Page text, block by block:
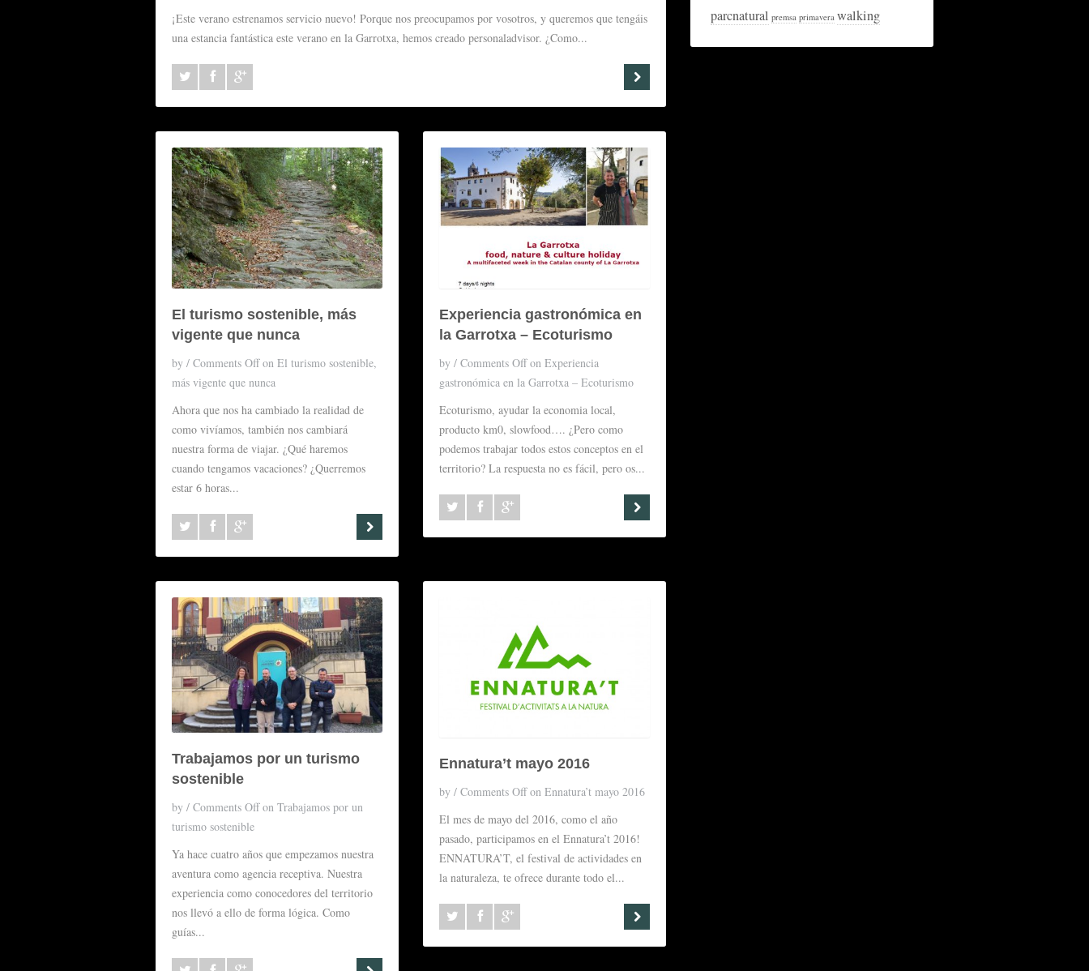
¡Este verano estrenamos servicio nuevo! Porque nos preocupamos por vosotros, y queremos que tengáis
una estancia fantástica este verano en la Garrotxa, hemos creado personaladvisor. ¿Como...
El turismo sostenible, más
vigente que nunca
by / Comments Offon El turismo sostenible,
más vigente que nunca
Ahora que nos ha cambiado la realidad de
como vivíamos, también nos cambiará
nuestra forma de viajar. ¿Qué haremos
cuando tengamos vacaciones? ¿Querremos
estar 6 horas...
Experiencia gastronómica en
la Garrotxa – Ecoturismo
by / Comments Offon Experiencia
gastronómica en la Garrotxa – Ecoturismo
Ecoturismo, ayudar la economia local,
producto km0, slowfood…. ¿Pero como
podemos trabajar todos estos conceptos en el
territorio? La respuesta no es fácil, pero os...
Trabajamos por un turismo
sostenible
by / Comments Offon Trabajamos por un
turismo sostenible
Ya hace cuatro años que empezamos nuestra
aventura como agencia receptiva. Nuestra
experiencia como conocedores del territorio
nos llevó a ello de forma lógica. Como
guías...
Ennatura’t mayo 2016
by / Comments Offon Ennatura’t mayo 2016
El mes de mayo del 2016, como el año
pasado, participamos en el Ennatura’t 2016!
ENNATURA’T, el festival de actividades en
la naturaleza, te ofrece durante todo el...
parcnatural premsa primavera walking